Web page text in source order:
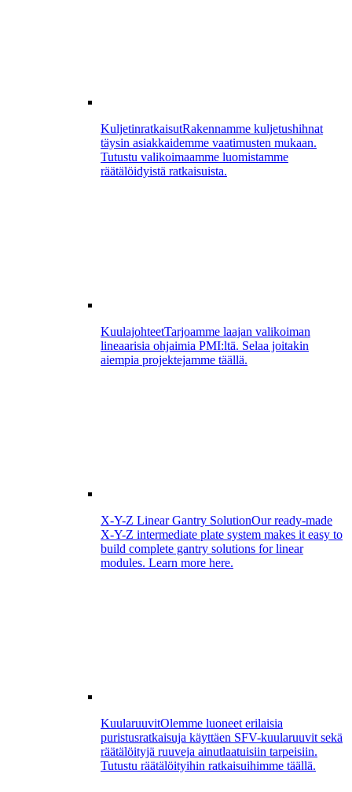
KuljetinratkaisutRakennamme kuljetushihnat
täysin asiakkaidemme vaatimusten mukaan.
Tutustu valikoimaamme luomistamme
räätälöidyistä ratkaisuista.
KuulajohteetTarjoamme laajan valikoiman
lineaarisia ohjaimia PMI:ltä. Selaa joitakin
aiempia projektejamme täällä.
X-Y-Z Linear Gantry SolutionOur ready-made
X-Y-Z intermediate plate system makes it easy to
build complete gantry solutions for linear
modules. Learn more here.
KuularuuvitOlemme luoneet erilaisia
puristusratkaisuja käyttäen SFV-kuularuuvit sekä
räätälöityjä ruuveja ainutlaatuisiin tarpeisiin.
Tutustu räätälöityihin ratkaisuihimme täällä.